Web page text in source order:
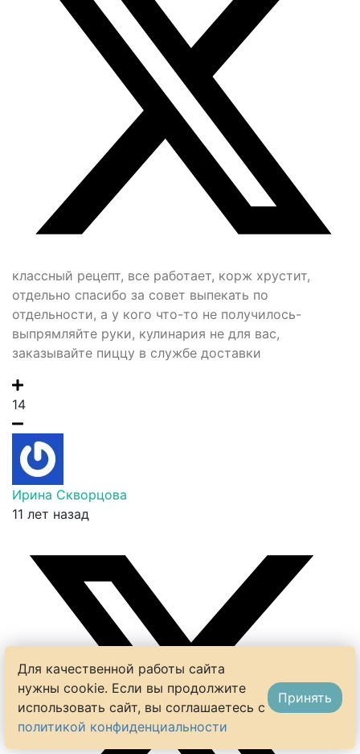
классный рецепт, все работает, корж хрустит,
отдельно спасибо за совет выпекать по
отдельности, а у кого что-то не получилось-
выпрямляйте руки, кулинария не для вас,
заказывайте пиццу в службе доставки
14
Ирина Скворцова
11 лет назад
Для качественной работы сайта
нужны cookie. Если вы продолжите
использовать сайт, вы соглашаетесь с
политикой конфиденциальности
Принять